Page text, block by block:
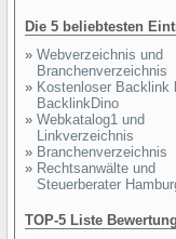
Die 5 beliebtesten
» Webverzeichnis und
Branchenverzeichnis
» Kostenloser Backlink
BacklinkDino
» Webkatalog1 und
Linkverzeichnis
» Branchenverzeichnis
» Rechtsanwälte und
Steuerberater
TOP-5 Liste